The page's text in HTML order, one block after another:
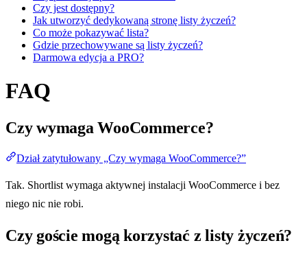
Czy jest dostępny?
Jak utworzyć dedykowaną stronę listy życzeń?
Co może pokazywać lista?
Gdzie przechowywane są listy życzeń?
Darmowa edycja a PRO?
FAQ
Czy wymaga WooCommerce?
Dział zatytułowany „Czy wymaga WooCommerce?”
Tak. Shortlist wymaga aktywnej instalacji WooCommerce i bez
niego nic nie robi.
Czy goście mogą korzystać z listy życzeń?